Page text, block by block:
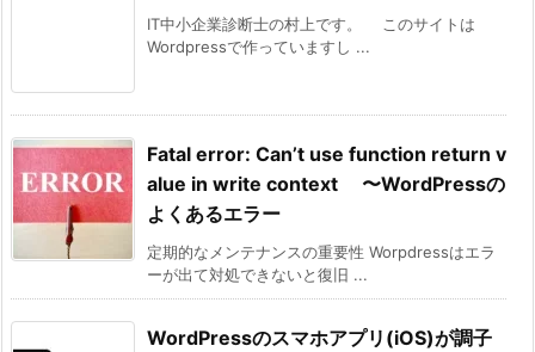
IT中小企業診断士の村上です。 このサイトは
Wordpressで作っていますし ...
Fatal error: Can’t use function return v
alue in write context 〜WordPressの
よくあるエラー
定期的なメンテナンスの重要性 Worpdressはエラ
ーが出て対処できないと復旧 ...
WordPressのスマホアプリ(iOS)が調子